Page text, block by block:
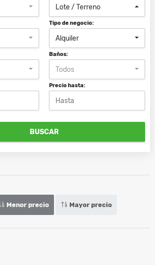
Lote / Terreno
Tipo de negocio:
Alquiler
Baños:
Todos
Precio hasta:
BUSCAR
Menor precio Mayor precio